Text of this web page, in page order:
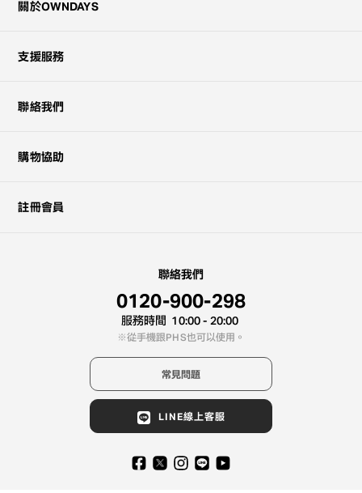
關於OWNDAYS
支援服務
聯絡我們
購物協助
註冊會員
聯絡我們
0120-900-298
服務時間 10:00 - 20:00
從手機跟PHS也可以使用。
常見問題
LINE線上客服